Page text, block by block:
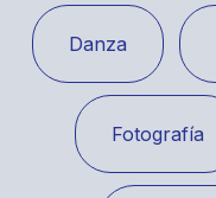
Danza
Fotografía